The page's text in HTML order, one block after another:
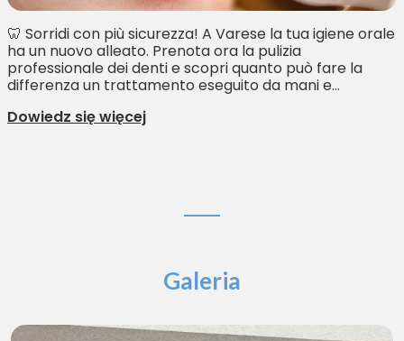
🦷 Sorridi con più sicurezza! A Varese la tua igiene orale
ha un nuovo alleato. Prenota ora la pulizia
professionale dei denti e scopri quanto può fare la
differenza un trattamento eseguito da mani e...
Dowiedz się więcej
Galeria